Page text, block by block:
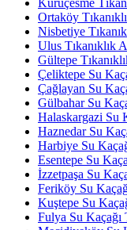
Kuruçesme
Ortaköy
Nisbetiye
Ulus Tıkanıklık
Gültepe
Çeliktepe Su
Çağlayan Su
Gülbahar Su
Halaskargazi Su
Haznedar Su
Harbiye Su
Esentepe Su
İzzetpaşa Su
Feriköy Su
Kuştepe Su
Fulya Su Kaçağı